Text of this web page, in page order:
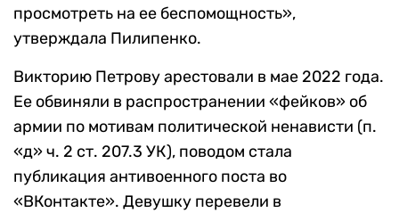
просмотреть на ее беспомощность»,
утверждала Пилипенко.
Викторию Петрову арестовали в мае 2022 года.
Ее обвиняли в распространении «фейков» об
армии по мотивам политической ненависти (п.
«д» ч. 2 ст. 207.3 УК), поводом стала
публикация антивоенного поста во
«ВКонтакте». Девушку перевели в